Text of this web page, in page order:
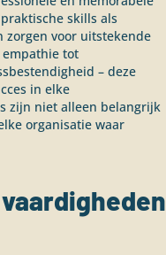
skills als
zorgen voor uitstekende
tot
– deze
in elke
zijn niet alleen belangrijk
organisatie waar